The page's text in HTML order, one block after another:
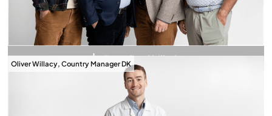
Download billede
Oliver Willacy, Country Manager DK